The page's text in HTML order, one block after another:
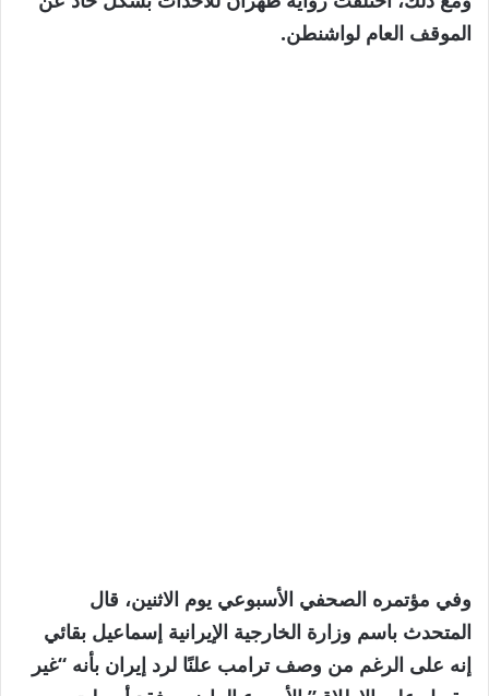
الموقف العام لواشنطن.
وفي مؤتمره الصحفي الأسبوعي يوم الاثنين، قال
المتحدث باسم وزارة الخارجية الإيرانية إسماعيل بقائي
إنه على الرغم من وصف ترامب علنًا لرد إيران بأنه “غير